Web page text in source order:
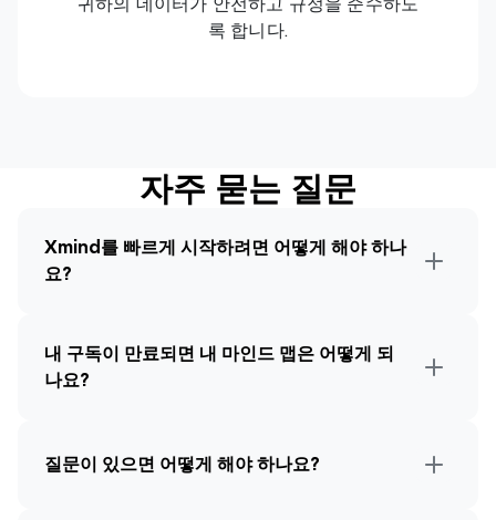
귀하의 데이터가 안전하고 규정을 준수하도
록 합니다.
자주 묻는 질문
Xmind를 빠르게 시작하려면 어떻게 해야 하나
요?
내 구독이 만료되면 내 마인드 맵은 어떻게 되
나요?
질문이 있으면 어떻게 해야 하나요?